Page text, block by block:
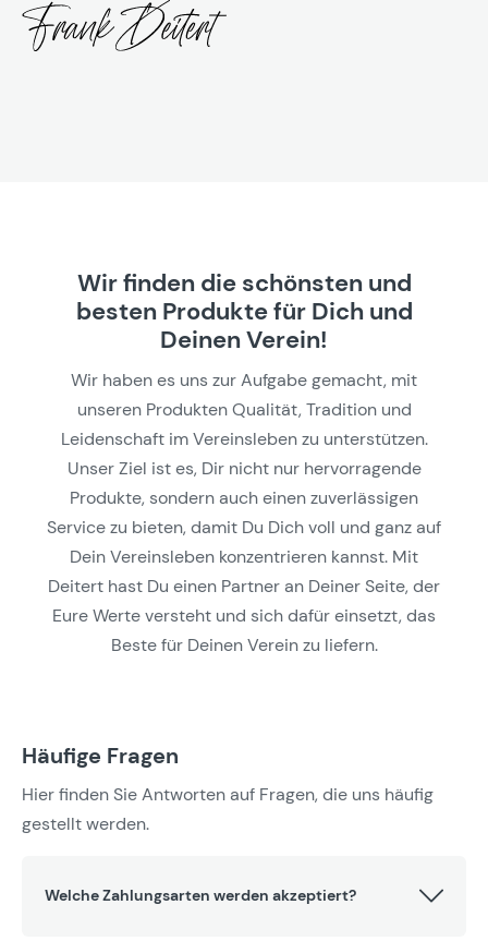
Wir finden die schönsten und
besten Produkte für Dich und
Deinen Verein!
Wir haben es uns zur Aufgabe gemacht, mit
unseren Produkten Qualität, Tradition und
Leidenschaft im Vereinsleben zu unterstützen.
Unser Ziel ist es, Dir nicht nur hervorragende
Produkte, sondern auch einen zuverlässigen
Service zu bieten, damit Du Dich voll und ganz auf
Dein Vereinsleben konzentrieren kannst. Mit
Deitert hast Du einen Partner an Deiner Seite, der
Eure Werte versteht und sich dafür einsetzt, das
Beste für Deinen Verein zu liefern.
Häufige Fragen
Hier finden Sie Antworten auf Fragen, die uns häufig
gestellt werden.
Welche Zahlungsarten werden akzeptiert?